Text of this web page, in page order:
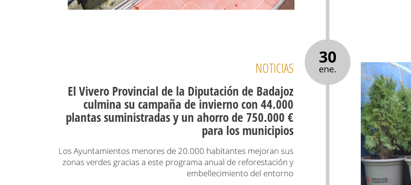
30
ene.
NOTICIAS
El Vivero Provincial de la Diputación de Badajoz
culmina su campaña de invierno con 44.000
plantas suministradas y un ahorro de 750.000 €
para los municipios
Los Ayuntamientos menores de 20.000 habitantes mejoran sus
zonas verdes gracias a este programa anual de reforestación y
embellecimiento del entorno